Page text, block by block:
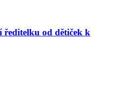
od dětiček k